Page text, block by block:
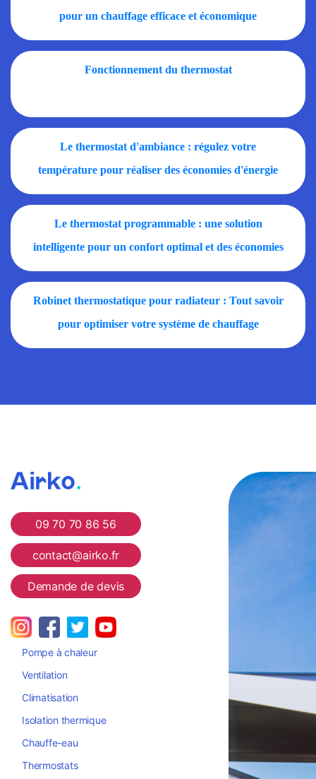
pour un chauffage efficace et économique
Fonctionnement du thermostat
Le thermostat d'ambiance : régulez votre
température pour réaliser des économies d'énergie
Le thermostat programmable : une solution
intelligente pour un confort optimal et des économies
d'énergie
Robinet thermostatique pour radiateur : Tout savoir
pour optimiser votre système de chauffage
Airko09 70 70 86 56
contact@airko.fr
Demande de devis
Pompe à chaleur
Ventilation
Climatisation
Isolation thermique
Chauffe-eau
Thermostats